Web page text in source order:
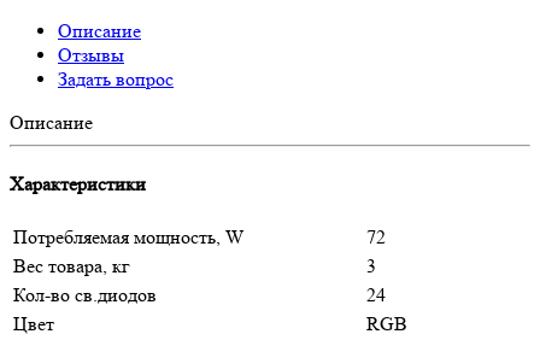
Описание
Отзывы
Задать вопрос
Описание
Характеристики
Потребляемая мощность, W
72
Вес товара, кг
3
Кол-во св.диодов
24
Цвет
RGB